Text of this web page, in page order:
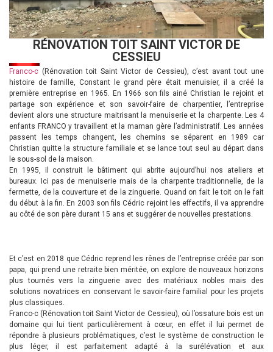
RÉNOVATION TOIT SAINT VICTOR DE
CESSIEU
Franco-c (Rénovation toit Saint Victor de Cessieu), c’est avant tout une
histoire de famille, Constant le grand père était menuisier, il a créé la
première entreprise en 1965. En 1966 son fils ainé Christian le rejoint et
partage son expérience et son savoir-faire de charpentier, l’entreprise
devient alors une structure maitrisant la menuiserie et la charpente. Les 4
enfants FRANCO y travaillent et la maman gère l’administratif. Les années
passent les temps changent, les chemins se séparent en 1989 car
Christian quitte la structure familiale et se lance tout seul au départ dans
le sous-sol de la maison.
En 1995, il construit le bâtiment qui abrite aujourd’hui nos ateliers et
bureaux. Ici pas de menuiserie mais de la charpente traditionnelle, de la
fermette, de la couverture et de la zinguerie. Quand on fait le toit on le fait
du début à la fin. En 2003 son fils Cédric rejoint les effectifs, il va apprendre
au côté de son père durant 15 ans et suggérer de nouvelles prestations.
Et c’est en 2018 que Cédric reprend les rênes de l’entreprise créée par son
papa, qui prend une retraite bien méritée, on explore de nouveaux horizons
plus tournés vers la zinguerie avec des matériaux nobles mais des
solutions novatrices en conservant le savoir-faire familial pour les projets
plus classiques.
Franco-c (Rénovation toit Saint Victor de Cessieu), où l’ossature bois est un
domaine qui lui tient particulièrement à cœur, en effet il lui permet de
répondre à plusieurs problématiques, c’est le système de construction le
plus léger, il est parfaitement adapté à la surélévation et aux